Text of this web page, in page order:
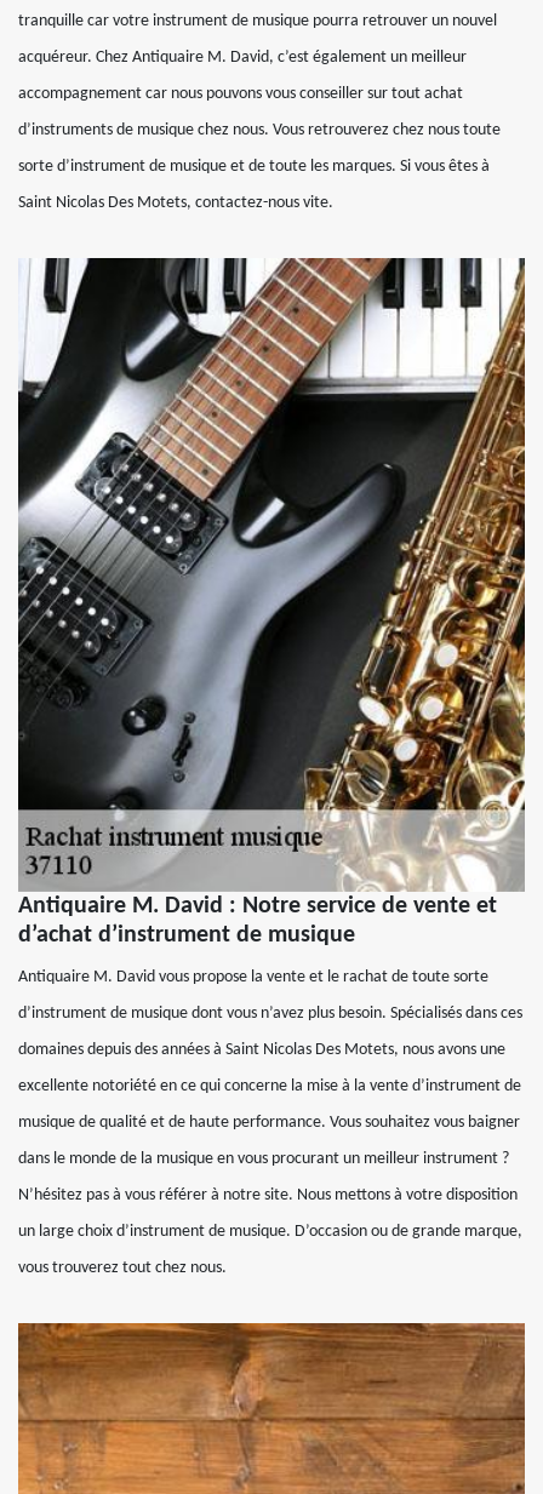
tranquille car votre instrument de musique pourra retrouver un nouvel
acquéreur. Chez Antiquaire M. David, c’est également un meilleur
accompagnement car nous pouvons vous conseiller sur tout achat
d’instruments de musique chez nous. Vous retrouverez chez nous toute
sorte d’instrument de musique et de toute les marques. Si vous êtes à
Saint Nicolas Des Motets, contactez-nous vite.
Antiquaire M. David : Notre service de vente et
d’achat d’instrument de musique
Antiquaire M. David vous propose la vente et le rachat de toute sorte
d’instrument de musique dont vous n’avez plus besoin. Spécialisés dans ces
domaines depuis des années à Saint Nicolas Des Motets, nous avons une
excellente notoriété en ce qui concerne la mise à la vente d’instrument de
musique de qualité et de haute performance. Vous souhaitez vous baigner
dans le monde de la musique en vous procurant un meilleur instrument ?
N’hésitez pas à vous référer à notre site. Nous mettons à votre disposition
un large choix d’instrument de musique. D’occasion ou de grande marque,
vous trouverez tout chez nous.